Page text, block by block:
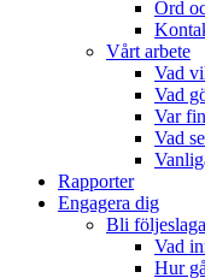
Ord
Vårt arbete
Vad
Vad
Var
Vad
Rapporter
Engagera dig
Bli
Vad
Hur